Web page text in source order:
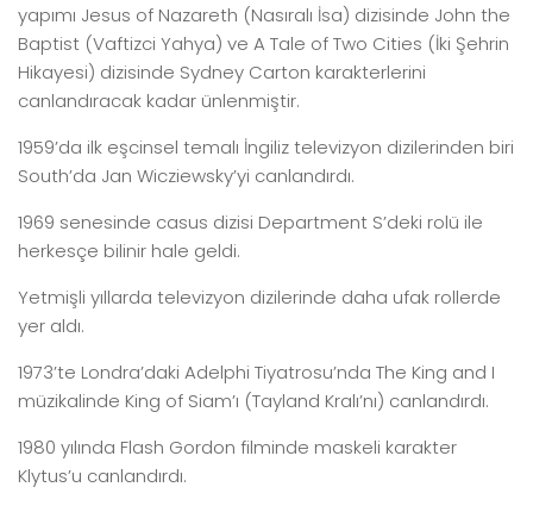
yapımı Jesus of Nazareth (Nasıralı İsa) dizisinde John the
Baptist (Vaftizci Yahya) ve A Tale of Two Cities (İki Şehrin
Hikayesi) dizisinde Sydney Carton karakterlerini
canlandıracak kadar ünlenmiştir.
1959’da ilk eşcinsel temalı İngiliz televizyon dizilerinden biri
South’da Jan Wicziewsky’yi canlandırdı.
1969 senesinde casus dizisi Department S’deki rolü ile
herkesçe bilinir hale geldi.
Yetmişli yıllarda televizyon dizilerinde daha ufak rollerde
yer aldı.
1973’te Londra’daki Adelphi Tiyatrosu’nda The King and I
müzikalinde King of Siam’ı (Tayland Kralı’nı) canlandırdı.
1980 yılında Flash Gordon filminde maskeli karakter
Klytus’u canlandırdı.